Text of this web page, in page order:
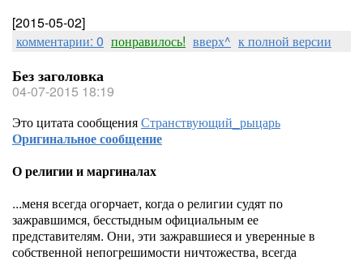
[2015-05-02]
комментарии: 0 понравилось! вверх^ к полной версии
Без заголовка
04-07-2015 18:19
Это цитата сообщенияСтранствующий_рыцарь
Оригинальное сообщение
О религии и маргиналах
...меня всегда огорчает, когда о религии судят по
зажравшимся, бесстыдным официальным ее
представителям. Они, эти зажравшиеся и уверенные в
собственной непогрешимости ничтожества, всегда